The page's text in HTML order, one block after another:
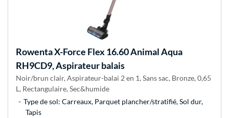
RowentaX-Force Flex 16.60 Animal Aqua
RH9CD9, Aspirateur balais
Noir/brun clair, Aspirateur-balai 2 en 1, Sans sac, Bronze, 0,65
L, Rectangulaire, Sec&humide
Type de sol: Carreaux, Parquet plancher/stratifié, Sol dur,
Tapis